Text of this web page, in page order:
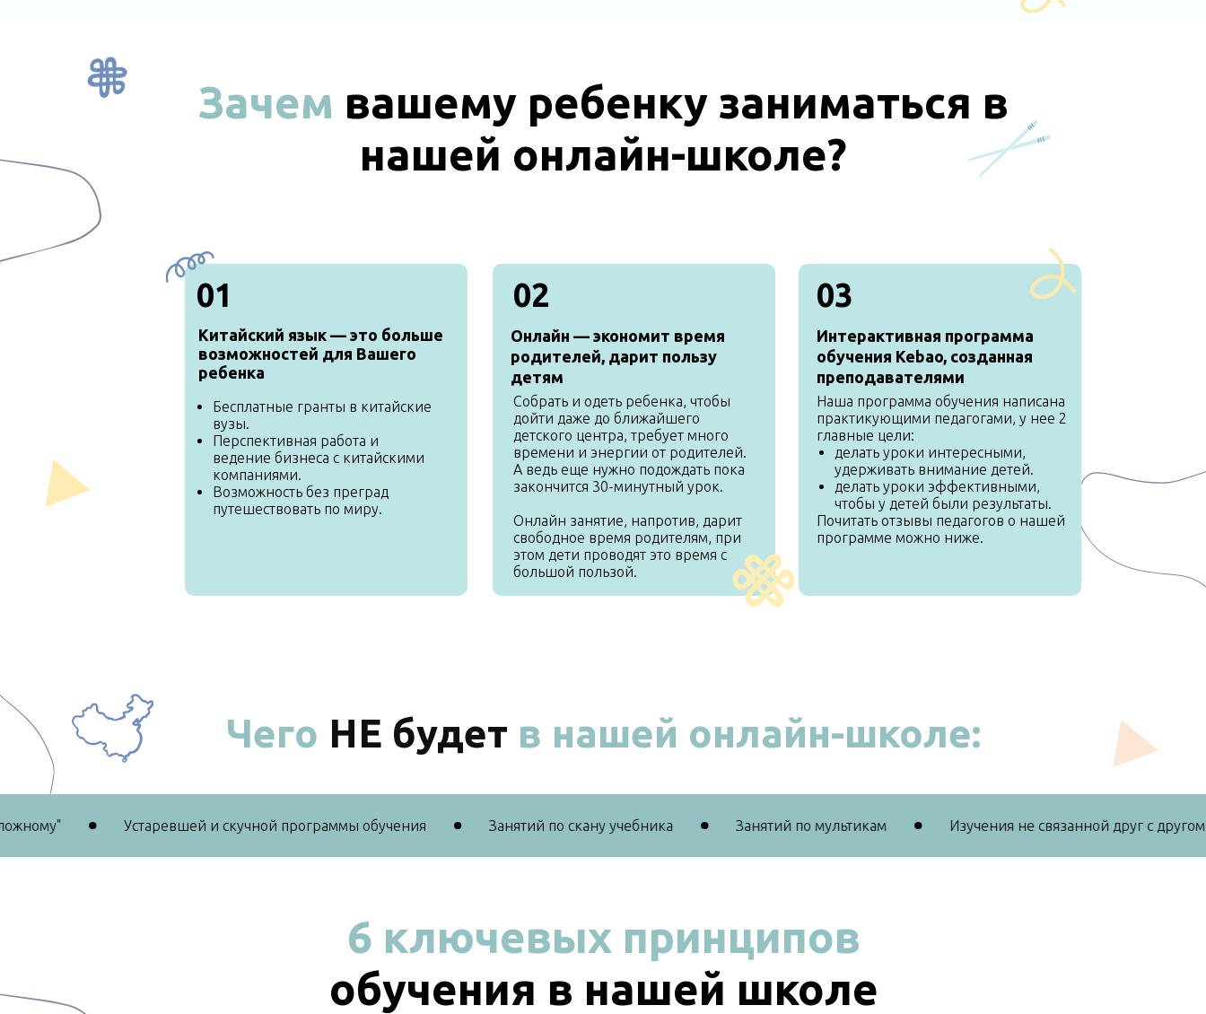
За чем вашему ребенку заниматься в
нашей онлайн-школе?
Онлайн — экономит время
родителей, дарит пользу
детям
Интерактивная программа
обучения Kebao, созданная
преподавателями
Бесплатные гранты в китайские
вузы.
Перспективная работа и
ведение бизнеса с китайскими
компаниями.
Возможность без преград
путешествовать по миру.
Собрать и одеть ребенка, чтобы
дойти даже до ближайшего
детского центра, требует много
времени и энергии от родителей.
А ведь еще нужно подождать пока
закончится 30-минутный урок.
Онлайн занятие, напротив, дарит
свободное время родителям, при
этом дети проводят это время с
большой пользой.
Наша программа обучения написана
практикующими педагогами, у нее 2
главные цели:
делать уроки интересными,
удерживать внимание детей.
делать уроки эффективными,
чтобы у детей были результаты.
Почитать отзывы педагогов о нашей
программе можно ниже.
02 03
01
Китайский язык — это больше
возможностей для Вашего
ребенка
Чего НЕ будет в нашей онлайн-школе:
Устаревшей и скучной программы обучения Занятий по скану учебника Занятий по мультикам Изучения не связанной друг с другом
6 ключевых принципов
обучения в нашей школе